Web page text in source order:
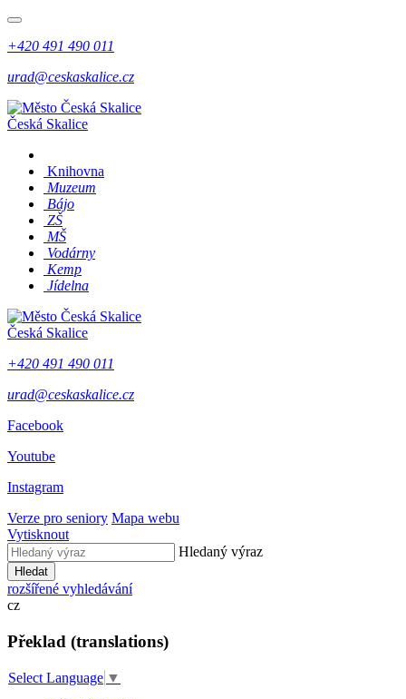
+420 491 490 011
urad@ceskaskalice.cz
Česká Skalice
Knihovna
Muzeum
Bájo
ZŠ
MŠ
Vodárny
Kemp
Jídelna
Česká Skalice
+420 491 490 011
urad@ceskaskalice.cz
Facebook
Youtube
Instagram
Verze pro seniory Mapa webu
Vytisknout
Hledaný výraz
Hledat
rozšířené vyhledávání
cz
Překlad (translations)
Select Language ▼